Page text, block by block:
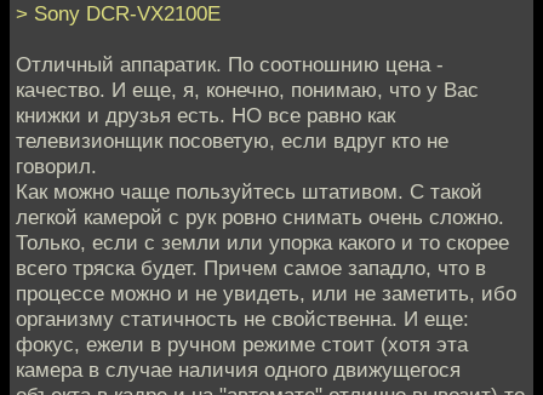
> Sony DCR-VX2100E
Отличный аппаратик. По соотношнию цена -
качество. И еще, я, конечно, понимаю, что у Вас
книжки и друзья есть. НО все равно как
телевизионщик посоветую, если вдруг кто не
говорил.
Как можно чаще пользуйтесь штативом. С такой
легкой камерой с рук ровно снимать очень сложно.
Только, если с земли или упорка какого и то скорее
всего тряска будет. Причем самое западло, что в
процессе можно и не увидеть, или не заметить, ибо
организму статичность не свойственна. И еще:
фокус, ежели в ручном режиме стоит (хотя эта
камера в случае наличия одного движущегося